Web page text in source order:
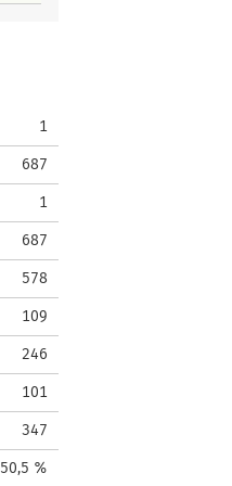
1
687
1
687
578
109
246
101
347
50,5 %